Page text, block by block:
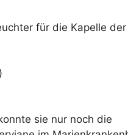
für die Kapelle der
sie nur noch die